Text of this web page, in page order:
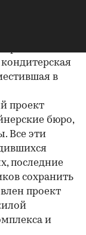
в
проект
бюро,
Все эти
последние
сохранить
проект
и